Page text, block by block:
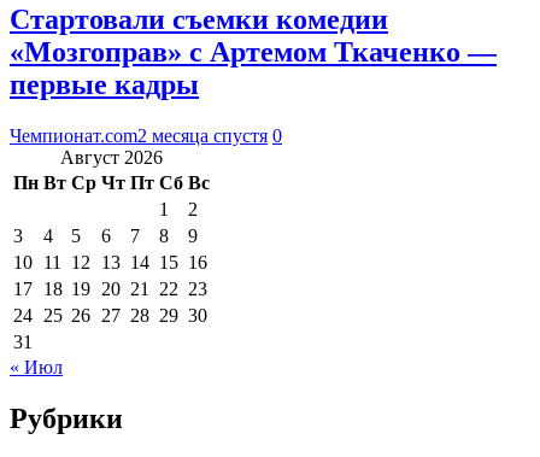
Стартовали съемки комедии
«Мозгоправ» с Артемом Ткаченко —
первые кадры
Чемпионат.com2 месяца спустя 0
Август 2026
Пн Вт Ср Чт Пт Сб Вс
1
2
3
4 5 6 7 8
9
10 11 12 13 14 15 16
17 18 19 20 21 22 23
24 25 26 27 28 29 30
31
« Июл
Рубрики